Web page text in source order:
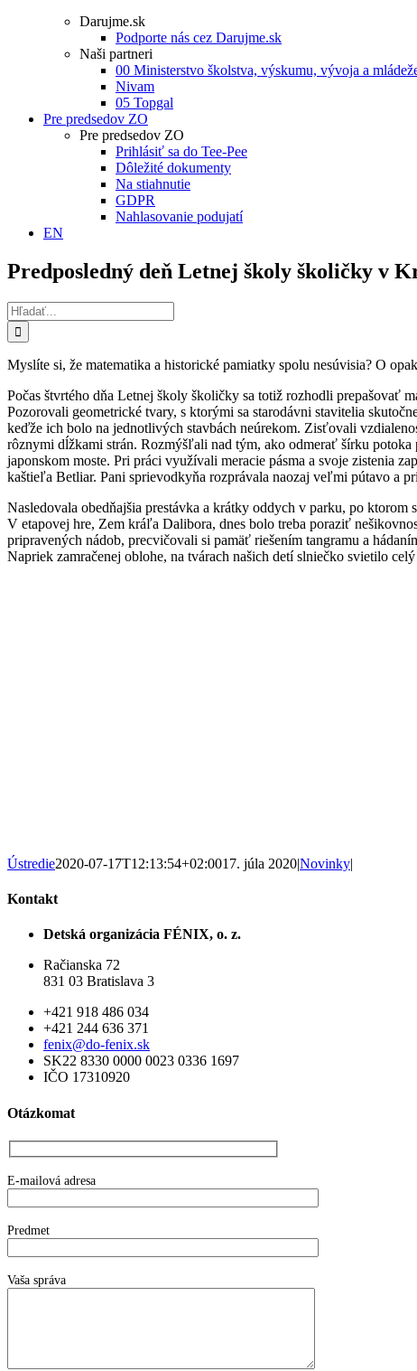
Darujme.sk
Podporte nás cez Darujme.sk
Naši partneri
00 Ministerstvo školstva, výskumu, vývoja a
Nivam
05 Topgal
Pre predsedov ZO
Pre predsedov ZO
Prihlásiť sa do Tee-Pee
Dôležité dokumenty
Na stiahnutie
GDPR
Nahlasovanie podujatí
EN
Predposledný deň Letnej školy školičky v
Hľadať:
Myslíte si, že matematika a historické pamiatky spolu nesúvisia? O
Počas štvrtého dňa Letnej školy školičky sa totiž rozhodli prepašovať
Pozorovali geometrické tvary, s ktorými sa starodávni stavitelia
keďže ich bolo na jednotlivých stavbách neúrekom. Zisťovali
rôznymi dĺžkami strán. Rozmýšľali nad tým, ako odmerať šírku potoka
japonskom moste. Pri práci využívali meracie pásma a svoje zistenia
kaštieľa Betliar. Pani sprievodkyňa rozprávala naozaj veľmi pútavo a
Nasledovala obedňajšia prestávka a krátky oddych v parku, po
V etapovej hre, Zem kráľa Dalibora, dnes bolo treba poraziť
pripravených nádob, precvičovali si pamäť riešením tangramu a
Napriek zamračenej oblohe, na tvárach našich detí slniečko svietilo celý
Ústredie2020-07-17T12:13:54+02:0017. júla 2020|Novinky|
Kontakt
Detská organizácia FÉNIX, o. z.
Račianska 72
831 03 Bratislava 3
+421 918 486 034
+421 244 636 371
fenix@do-fenix.sk
SK22 8330 0000 0023 0336 1697
IČO 17310920
Otázkomat
E-mailová adresa
Predmet
Vaša správa